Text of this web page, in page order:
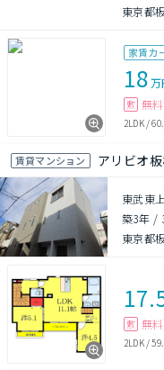
東京都
家賃カ
18万
敷 無料
2LDK/
賃貸マンション アリビオ
東武東
築3年 /
東京都
敷 無料
2LDK/